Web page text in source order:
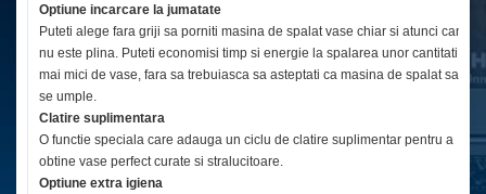
Optiune incarcare la jumatate
Puteti alege fara griji sa porniti masina de spalat vase chiar si atunci cand
nu este plina. Puteti economisi timp si energie la spalarea unor cantitati
mai mici de vase, fara sa trebuiasca sa asteptati ca masina de spalat sa
se umple.
Clatire suplimentara
O functie speciala care adauga un ciclu de clatire suplimentar pentru a
obtine vase perfect curate si stralucitoare.
Optiune extra igiena